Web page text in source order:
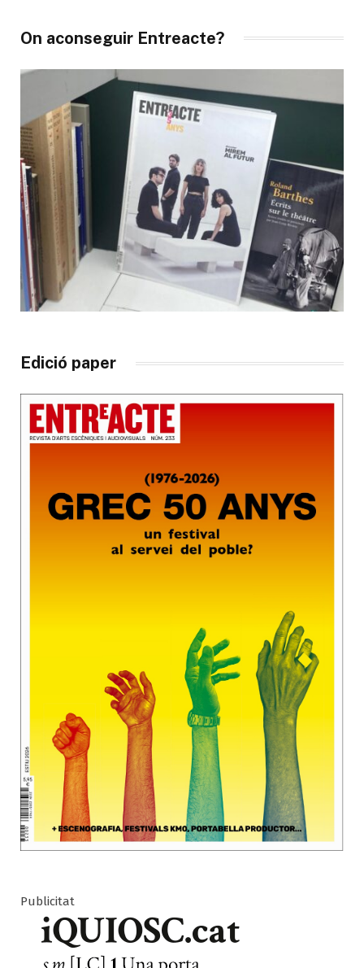
On aconseguir Entreacte?
Edició paper
Publicitat